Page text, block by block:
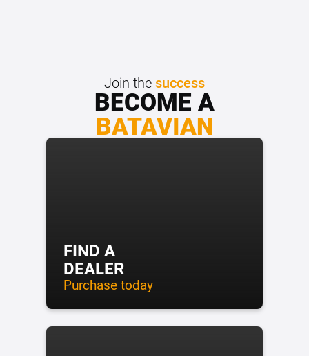
Join thesuccess
BECOME A
BATAVIAN
FIND A
DEALER
Purchase today